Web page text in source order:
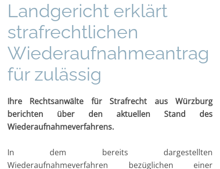
Landgericht erklärt
strafrechtlichen
Wiederaufnahmeantrag
für zulässig
Ihre Rechtsanwälte für Strafrecht aus Würzburg
berichten über den aktuellen Stand des
Wiederaufnahmeverfahrens.
In dem bereits dargestellten
Wiederaufnahmeverfahren bezüglichen einer